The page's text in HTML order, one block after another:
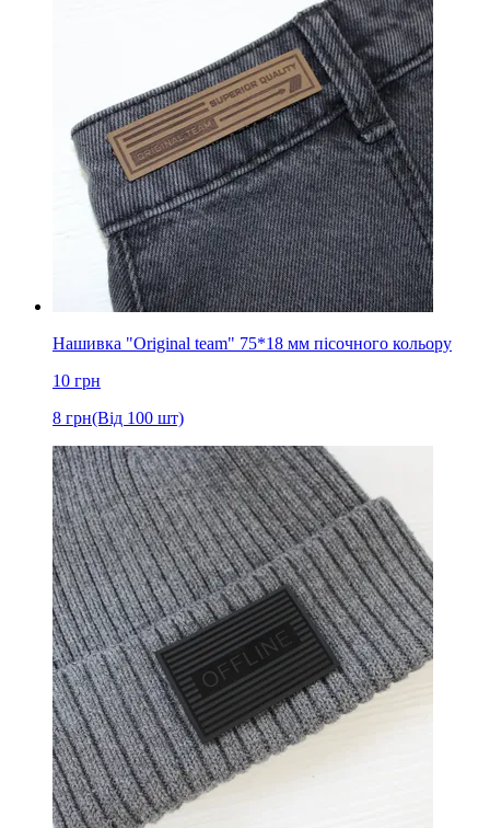
Нашивка "Original team" 75*18 мм пісочного кольору
10 грн
8 грн(Від 100 шт)